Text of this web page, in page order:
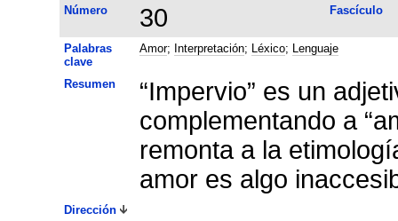
Número 30 Fascículo
Palabras
clave
Amor; Interpretación; Léxico; Lenguaje
Resumen
“Impervio” es un
complementando a
remonta a la
amor es algo
Dirección